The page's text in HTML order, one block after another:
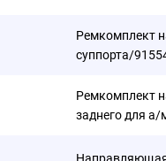
Ремкомплект
суппорта/
Ремкомплект
заднего для а/